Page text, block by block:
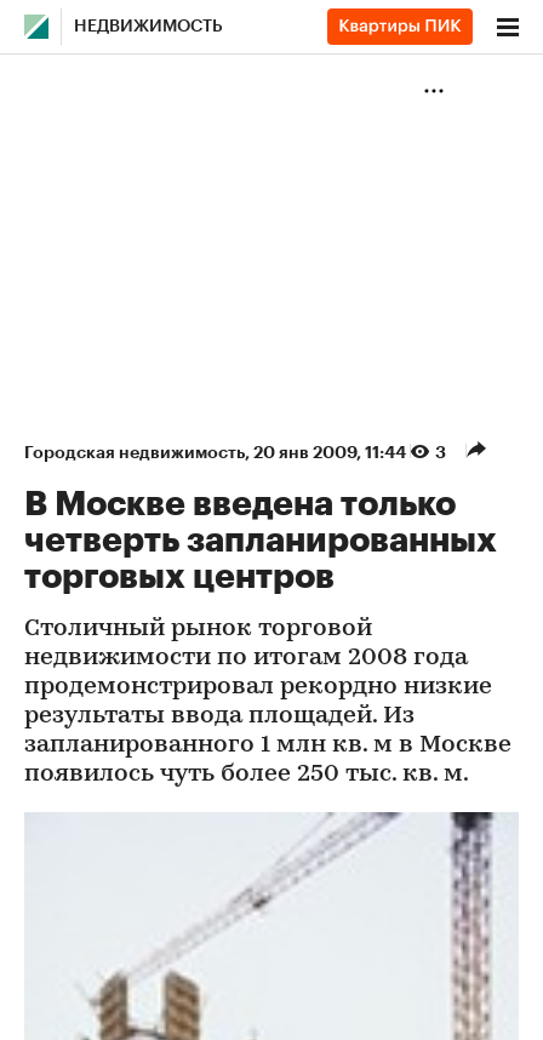
НЕДВИЖИМОСТЬ
Городская недвижимость⁠, 20 янв 2009, 11:44 3
В Москве введена только
четверть запланированных
торговых центров
Столичный рынок торговой
недвижимости по итогам 2008 года
продемонстрировал рекорд­но низкие
результаты ввода площадей. Из
запланированного 1 млн кв. м в Москве
появи­лось чуть более 250 тыс. кв. м.